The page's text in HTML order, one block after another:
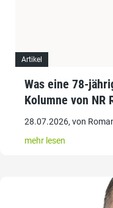
Artikel
Was eine 78-
Kolumne von NR
28.07.2026, von
mehr lesen